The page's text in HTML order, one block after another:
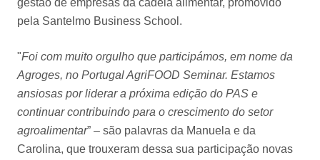
pela Santelmo Business School.
"Foi com muito orgulho que participámos, em nome da
Agroges, no Portugal AgriFOOD Seminar. Estamos
ansiosas por liderar a próxima edição do PAS e
continuar contribuindo para o crescimento do setor
agroalimentar” – são palavras da Manuela e da
Carolina, que trouxeram dessa sua participação novas